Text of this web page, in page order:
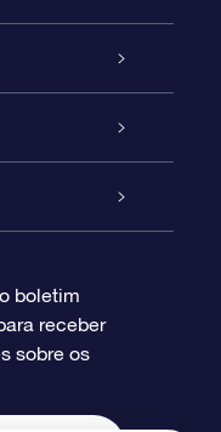
boletim
receber
sobre os